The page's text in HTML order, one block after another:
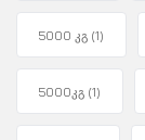
5000 კგ (1)
5000კგ (1)